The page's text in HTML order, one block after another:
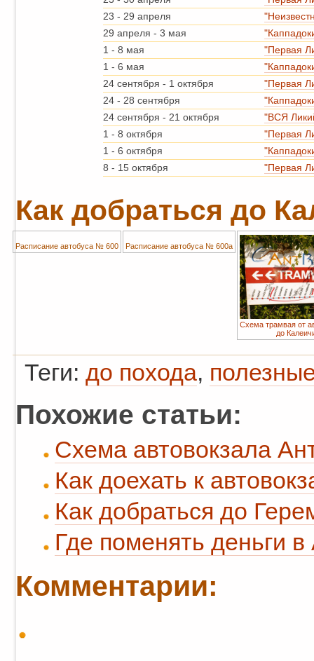
23 - 29 апреля
29 апреля - 3 мая
1 - 8 мая
"Первая
1 - 6 мая
24 сентября - 1 октября
"Первая
24 - 28 сентября
24 сентября - 21 октября
"ВСЯ
1 - 8 октября
"Первая
1 - 6 октября
8 - 15 октября "Первая
Как добраться до
Расписание автобуса № 600 Расписание автобуса № 600a
Схема трамвая от
до
Теги: до похода,
Похожие статьи:
Схема автовокзала
Как доехать к
Как добраться до
Где поменять деньги
Комментарии: